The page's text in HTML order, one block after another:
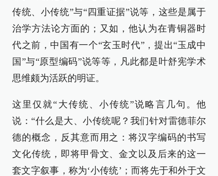
传统、小传统”与“四重证据”说等，这些是属于
治学方法论方面的；又如，他认为在青铜器时
代之前，中国有一个“玄玉时代”，提出“玉成中
国”与“原型编码”说等等，凡此都是叶舒宪学术
思维颇为活跃的明证。
这里仅就“大传统、小传统”说略言几句。他
说：“什么是大、小传统呢？我们针对雷德菲尔
德的概念，反其意而用之：将汉字编码的书写
文化传统，即将甲骨文、金文以及后来的这一
套文字叙事，称为‘小传统’；而将先于和外于文